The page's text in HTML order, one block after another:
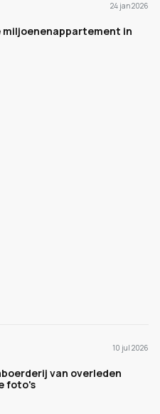
24 jan 2026
miljoenenappartement in
10 jul 2026
van overleden
foto's